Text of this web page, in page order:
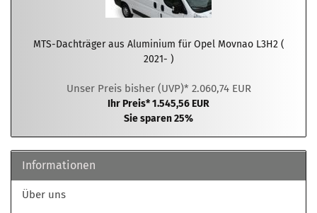
MTS-Dachträger aus Aluminium für Opel Movnao L3H2 (
2021- )
Unser Preis bisher (UVP)* 2.060,74 EUR
Ihr Preis* 1.545,56 EUR
Sie sparen 25%
Informationen
Über uns